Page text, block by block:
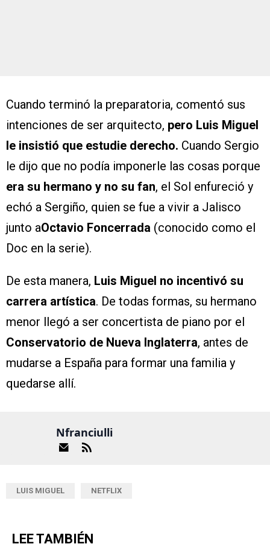
Cuando terminó la preparatoria, comentó sus
intenciones de ser arquitecto, pero Luis Miguel
le insistió que estudie derecho. Cuando Sergio
le dijo que no podía imponerle las cosas porque
era su hermano y no su fan, el Sol enfureció y
echó a Sergiño, quien se fue a vivir a Jalisco
junto aOctavio Foncerrada (conocido como el
Doc en la serie).
De esta manera, Luis Miguel no incentivó su
carrera artística. De todas formas, su hermano
menor llegó a ser concertista de piano por el
Conservatorio de Nueva Inglaterra, antes de
mudarse a España para formar una familia y
quedarse allí.
Nfranciulli
LUIS MIGUEL NETFLIX
LEE TAMBIÉN